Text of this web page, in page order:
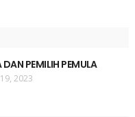
PEMILIH PEMULA
2023